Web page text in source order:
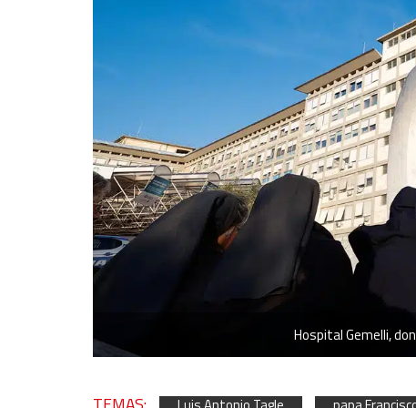
Hospital Gemelli,
Use limited data to select content
Identify devices based on information actively requested
Non-IAB processing purposes: